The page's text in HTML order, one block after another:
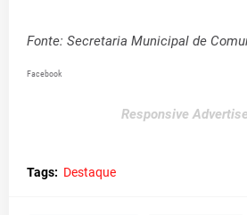
Fonte: Secretaria Municipal de
Facebook
Responsive
Tags: Destaque